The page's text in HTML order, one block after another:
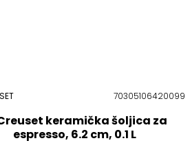
70305106420099
keramička šoljica za
espresso, 6.2 cm, 0.1 L